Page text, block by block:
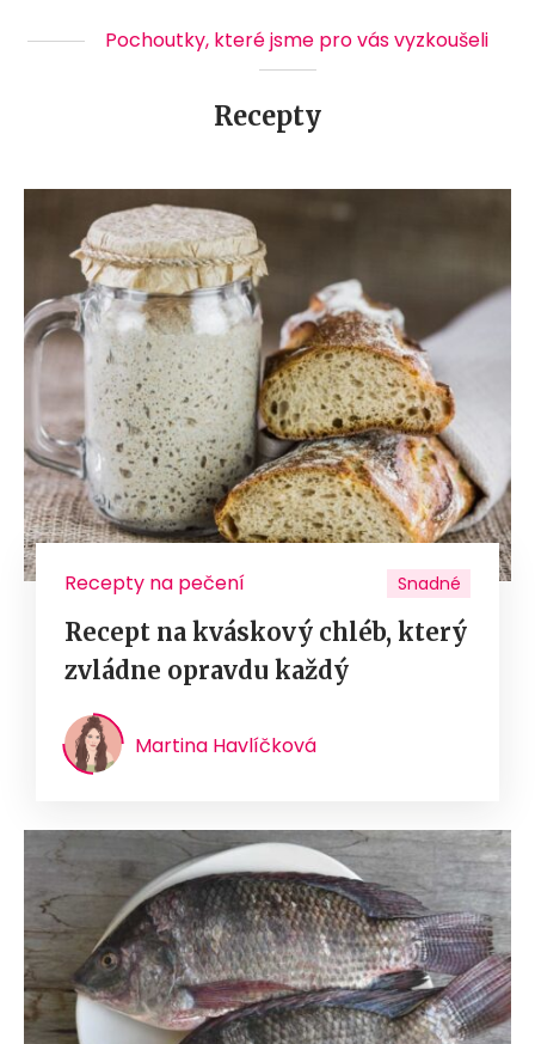
Pochoutky, které jsme pro vás vyzkoušeli
Recepty
Recepty na pečení Snadné
Recept na kváskový chléb, který
zvládne opravdu každý
Martina Havlíčková